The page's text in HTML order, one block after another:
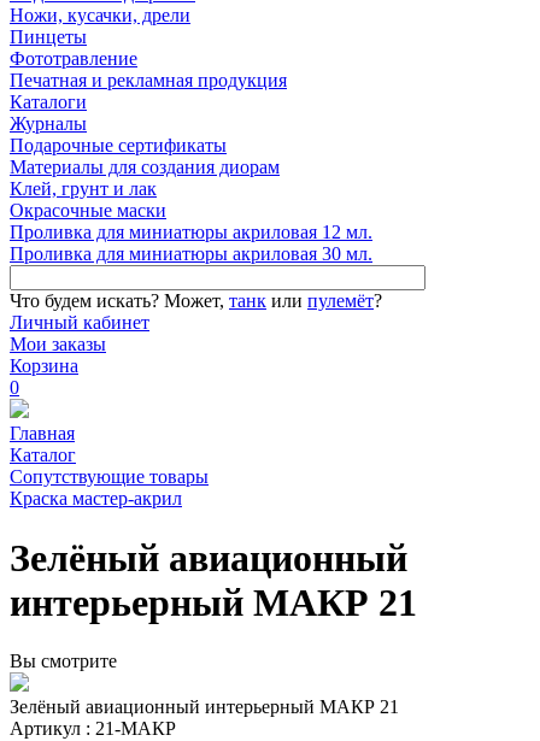
Ножи, кусачки, дрели
Пинцеты
Фототравление
Печатная и рекламная продукция
Каталоги
Журналы
Подарочные сертификаты
Материалы для создания диорам
Клей, грунт и лак
Окрасочные маски
Проливка для миниатюры акриловая 12 мл.
Проливка для миниатюры акриловая 30 мл.
Что будем искать? Может, танк или пулемёт?
Личный кабинет
Мои заказы
Корзина
0
Главная
Каталог
Сопутствующие товары
Краска мастер-акрил
Зелёный авиационный
интерьерный МАКР 21
Вы смотрите
Зелёный авиационный интерьерный МАКР 21
Артикул : 21-МАКР